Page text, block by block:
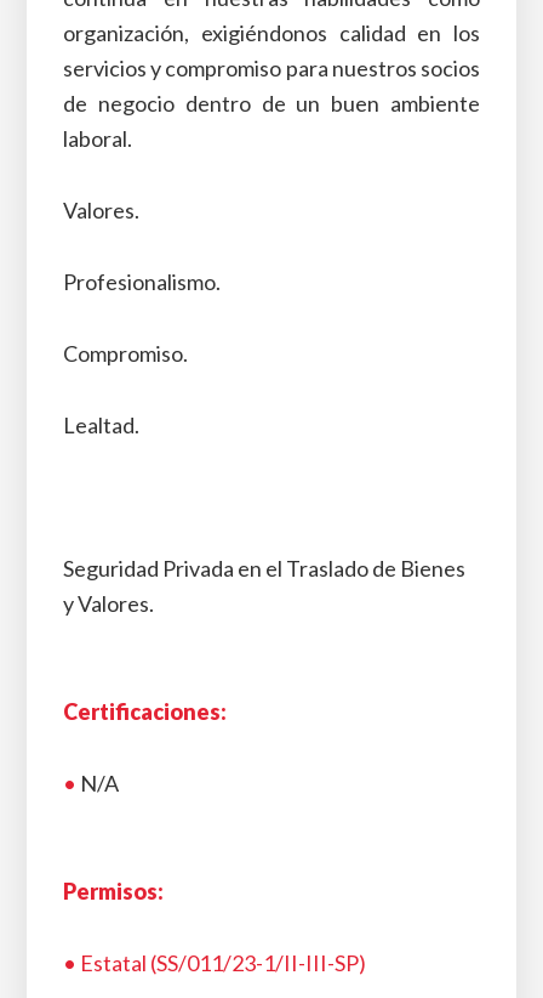
organización, exigiéndonos calidad en los
servicios y compromiso para nuestros socios
de negocio dentro de un buen ambiente
laboral.
Valores.
Profesionalismo.
Compromiso.
Lealtad.
Seguridad Privada en el Traslado de Bienes
y Valores.
Certificaciones:
• N/A
Permisos:
• Estatal (SS/011/23-1/II-III-SP)